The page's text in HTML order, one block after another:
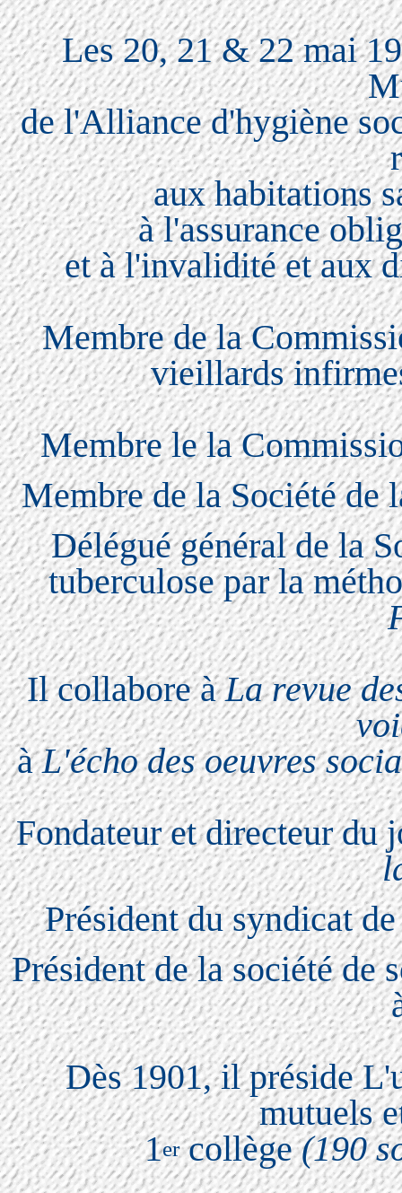
Les 20, 21 & 22 mai
de l'Alliance d'hygiène
aux habitations
à l'assurance
et à l'invalidité et aux
Membre de la
vieillards
Membre le la
Membre de la Société de
Délégué général de la
tuberculose par la
Il collabore àLa revue
àL'écho des oeuvres
Fondateur et directeur du
Président du syndicat
Président de la société de
Dès 1901, il préside
mutuels
1ercollège(190